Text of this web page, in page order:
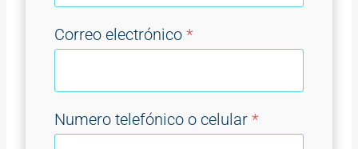
Correo electrónico *
Numero telefónico o celular *